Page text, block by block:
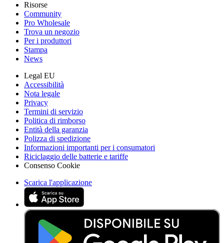
Risorse
Community
Pro Wholesale
Trova un negozio
Per i produttori
Stampa
News
Legal EU
Accessibilità
Nota legale
Privacy
Termini di servizio
Politica di rimborso
Entità della garanzia
Polizza di spedizione
Informazioni importanti per i consumatori
Riciclaggio delle batterie e tariffe
Consenso Cookie
Scarica l'applicazione